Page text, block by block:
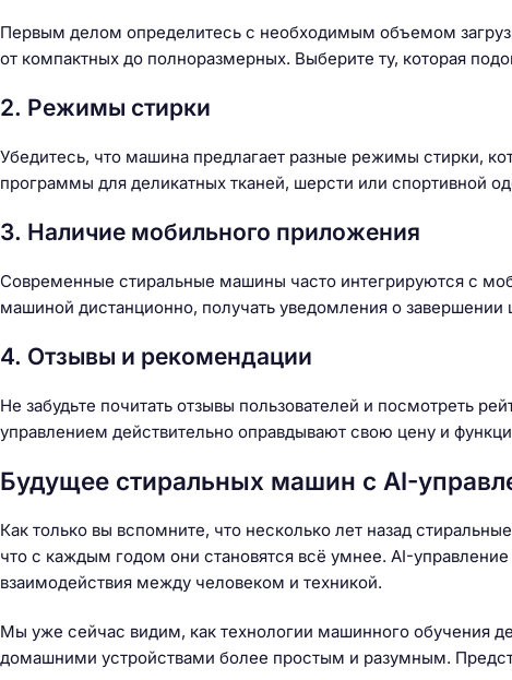
Первым делом определитесь с необходимым объемом
от компактных до полноразмерных. Выберите ту, которая
2. Режимы стирки
Убедитесь, что машина предлагает разные режимы стирки,
программы для деликатных тканей, шерсти или спортивной
3. Наличие мобильного приложения
Современные стиральные машины часто интегрируются с
машиной дистанционно, получать уведомления о завершении
4. Отзывы и рекомендации
Не забудьте почитать отзывы пользователей и посмотреть
управлением действительно оправдывают свою цену и
Будущее стиральных машин с AI-
Как только вы вспомните, что несколько лет назад
что с каждым годом они становятся всё умнее. AI-
взаимодействия между человеком и техникой.
Мы уже сейчас видим, как технологии машинного обучения
домашними устройствами более простым и разумным.